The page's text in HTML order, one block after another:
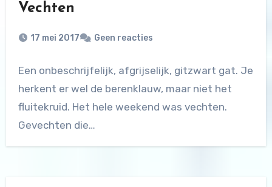
Vechten
17 mei 2017 Geen reacties
Een onbeschrijfelijk, afgrijselijk, gitzwart gat. Je
herkent er wel de berenklauw, maar niet het
fluitekruid. Het hele weekend was vechten.
Gevechten die…